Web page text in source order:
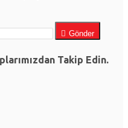
Gönder
Takip Edin.